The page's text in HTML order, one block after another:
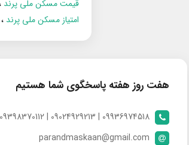
قیمت مسکن ملی پرند
امتیاز مسکن ملی پرند
هفت روز هفته پاسخگوی شما هستیم
09936974518 | 09024929213 | 09398370112
parandmaskaan@gmail.com